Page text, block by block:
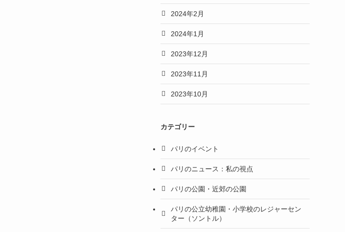
2024年2月
2024年1月
2023年12月
2023年11月
2023年10月
カテゴリー
パリのイベント
パリのニュース：私の視点
パリの公園・近郊の公園
パリの公立幼稚園・小学校のレジャーセン
ター（ソントル）